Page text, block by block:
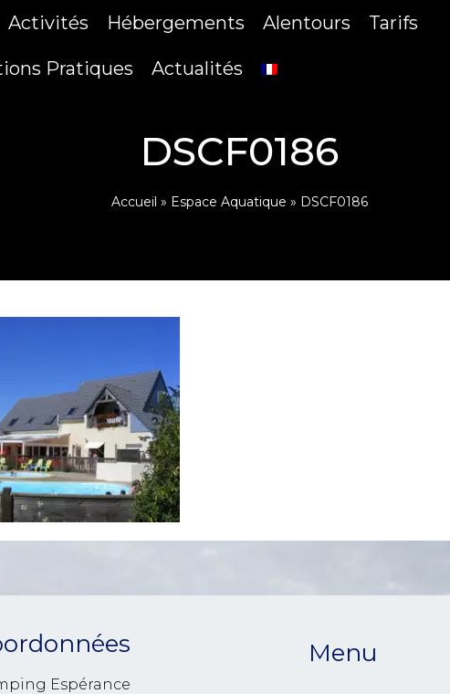
Activités Hébergements Alentours Tarifs
Pratiques Actualités
DSCF0186
Accueil » Espace Aquatique » DSCF0186
Espérance
Menu